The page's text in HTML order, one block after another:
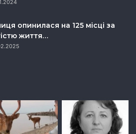
опинилася на 125 місці за
життя…